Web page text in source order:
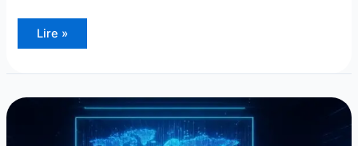
Lire »
Conférence
hybride
comment